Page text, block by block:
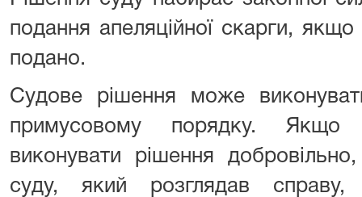
подання апеляційної скарги,
подано.
Судове рішення може
примусовому порядку. Якщо
виконувати рішення
суду, який розглядав